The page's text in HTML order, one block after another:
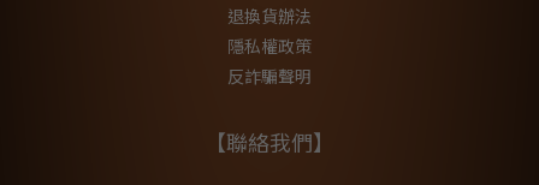
退換貨辦法
隱私權政策
反詐騙聲明
【聯絡我們】